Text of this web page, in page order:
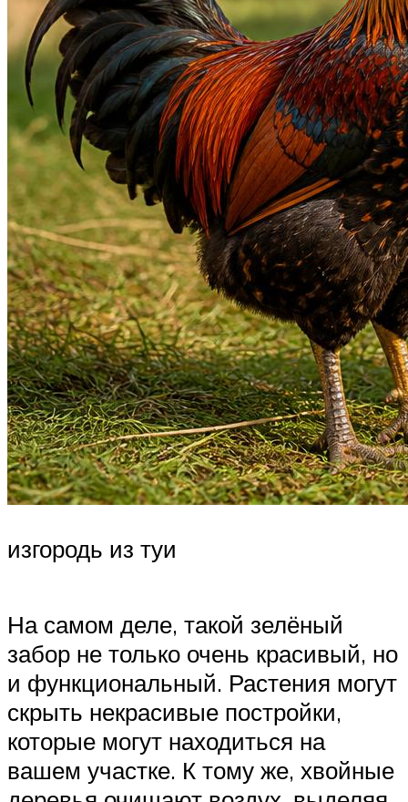
изгородь из туи
На самом деле, такой зелёный
забор не только очень красивый, но
и функциональный. Растения могут
скрыть некрасивые постройки,
которые могут находиться на
вашем участке. К тому же, хвойные